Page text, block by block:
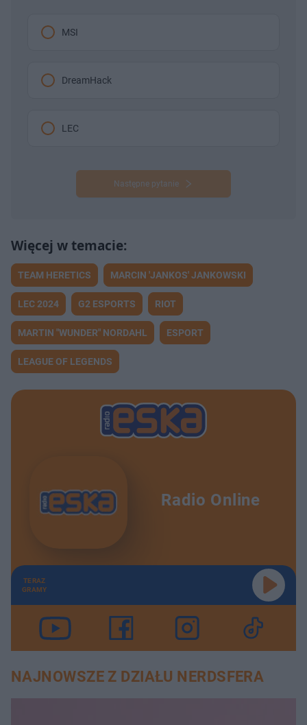
MSI
DreamHack
LEC
Następne pytanie
TEAM HERETICS MARCIN 'JANKOS' JANKOWSKI
LEC 2024 G2 ESPORTS RIOT
MARTIN "WUNDER" NORDAHL ESPORT
LEAGUE OF LEGENDS
Radio Online
TERAZ
GRAMY
NAJNOWSZE Z DZIAŁU NERDSFERA